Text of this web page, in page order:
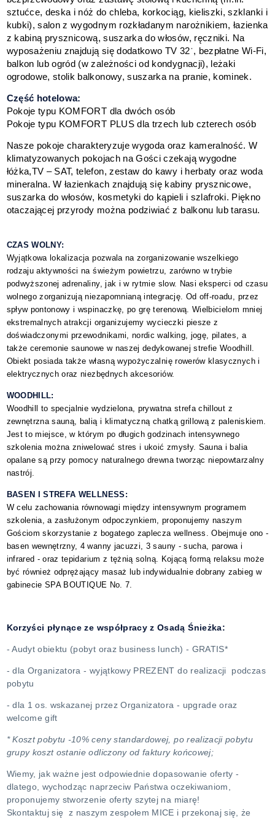
sztućce, deska i nóż do chleba, korkociąg, kieliszki, szklanki i
kubki), salon z wygodnym rozkładanym narożnikiem, łazienka
z kabiną prysznicową, suszarka do włosów, ręczniki. Na
wyposażeniu znajdują się dodatkowo TV 32ˈ, bezpłatne Wi-Fi,
balkon lub ogród (w zależności od kondygnacji), leżaki
ogrodowe, stolik balkonowy, suszarka na pranie, kominek.
Część hotelowa:
Pokoje typu KOMFORT dla dwóch osób
Pokoje typu KOMFORT PLUS dla trzech lub czterech osób
Nasze pokoje charakteryzuje wygoda oraz kameralność. W
klimatyzowanych pokojach na Gości czekają wygodne
łóżka,TV – SAT, telefon, zestaw do kawy i herbaty oraz woda
mineralna. W łazienkach znajdują się kabiny prysznicowe,
suszarka do włosów, kosmetyki do kąpieli i szlafroki. Piękno
otaczającej przyrody można podziwiać z balkonu lub tarasu.
CZAS WOLNY:
Wyjątkowa lokalizacja pozwala na zorganizowanie wszelkiego
rodzaju aktywności na świeżym powietrzu, zarówno w trybie
podwyższonej adrenaliny, jak i w rytmie slow. Nasi eksperci od czasu
wolnego zorganizują niezapomnianą integrację. Od off-roadu, przez
spływ pontonowy i wspinaczkę, po grę terenową. Wielbicielom mniej
ekstremalnych atrakcji organizujemy wycieczki piesze z
doświadczonymi przewodnikami, nordic walking, jogę, pilates, a
także ceremonie saunowe w naszej dedykowanej strefie Woodhill.
Obiekt posiada także własną wypożyczalnię rowerów klasycznych i
elektrycznych oraz niezbędnych akcesoriów.
WOODHILL:
Woodhill to specjalnie wydzielona, prywatna strefa chillout z
zewnętrzna sauną, balią i klimatyczną chatką grillową z paleniskiem.
Jest to miejsce, w którym po długich godzinach intensywnego
szkolenia można zniwelować stres i ukoić zmysły. Sauna i balia
opalane są przy pomocy naturalnego drewna tworząc niepowtarzalny
nastrój.
BASEN I STREFA WELLNESS:
W celu zachowania równowagi między intensywnym programem
szkolenia, a zasłużonym odpoczynkiem, proponujemy naszym
Gościom skorzystanie z bogatego zaplecza wellness. Obejmuje ono -
basen wewnętrzny, 4 wanny jacuzzi, 3 sauny - sucha, parowa i
infrared - oraz tepidarium z tężnią solną. Kojącą formą relaksu może
być również odprężający masaż lub indywidualnie dobrany zabieg w
gabinecie SPA BOUTIQUE No. 7.
Korzyści płynące ze współpracy z Osadą Śnieżka:
- Audyt obiektu (pobyt oraz business lunch) - GRATIS*
- dla Organizatora - wyjątkowy PREZENT do realizacji podczas
pobytu
- dla 1 os. wskazanej przez Organizatora - upgrade oraz
welcome gift
* Koszt pobytu -10% ceny standardowej, po realizacji pobytu
grupy koszt ostanie odliczony od faktury końcowej;
Wiemy, jak ważne jest odpowiednie dopasowanie oferty -
dlatego, wychodząc naprzeciw Państwa oczekiwaniom,
proponujemy stworzenie oferty szytej na miarę!
Skontaktuj się z naszym zespołem MICE i przekonaj się, że